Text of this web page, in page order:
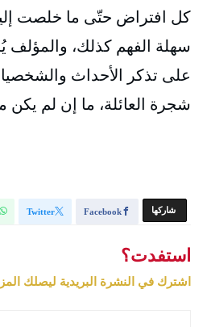
كل افتراض حتّى ما خلصت
سهلة الفهم كذلك، والمؤلف
على تذكر الأحداث
شجرة العائلة، ما إن لم يكن
‫‫ شاركها‬ Facebook
Twitter
استفدت؟
اشترك في النشرة البريدية ليصلك